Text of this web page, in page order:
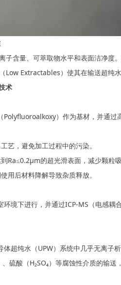
子含量、 可萃取物水平和表面洁净度
（Low Extractables）使其在输送超纯
术
（Polyfluoroalkoxy）作为基材，并通过
艺，避免加工过程中的污染。
Ra≤0.2μm的超光滑表面，减少颗粒吸
用后材料降解导致杂质释放。
环境下进行，并通过ICP-MS（电感耦
体超纯水（UPW）系统中几乎无离子
、硫酸（H₂SO₄）等腐蚀性介质的输送